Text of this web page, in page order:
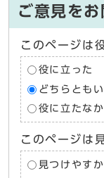
ご意見を
このページは
役に立った
どちらとも
役に立たな
このページは
見つけやす